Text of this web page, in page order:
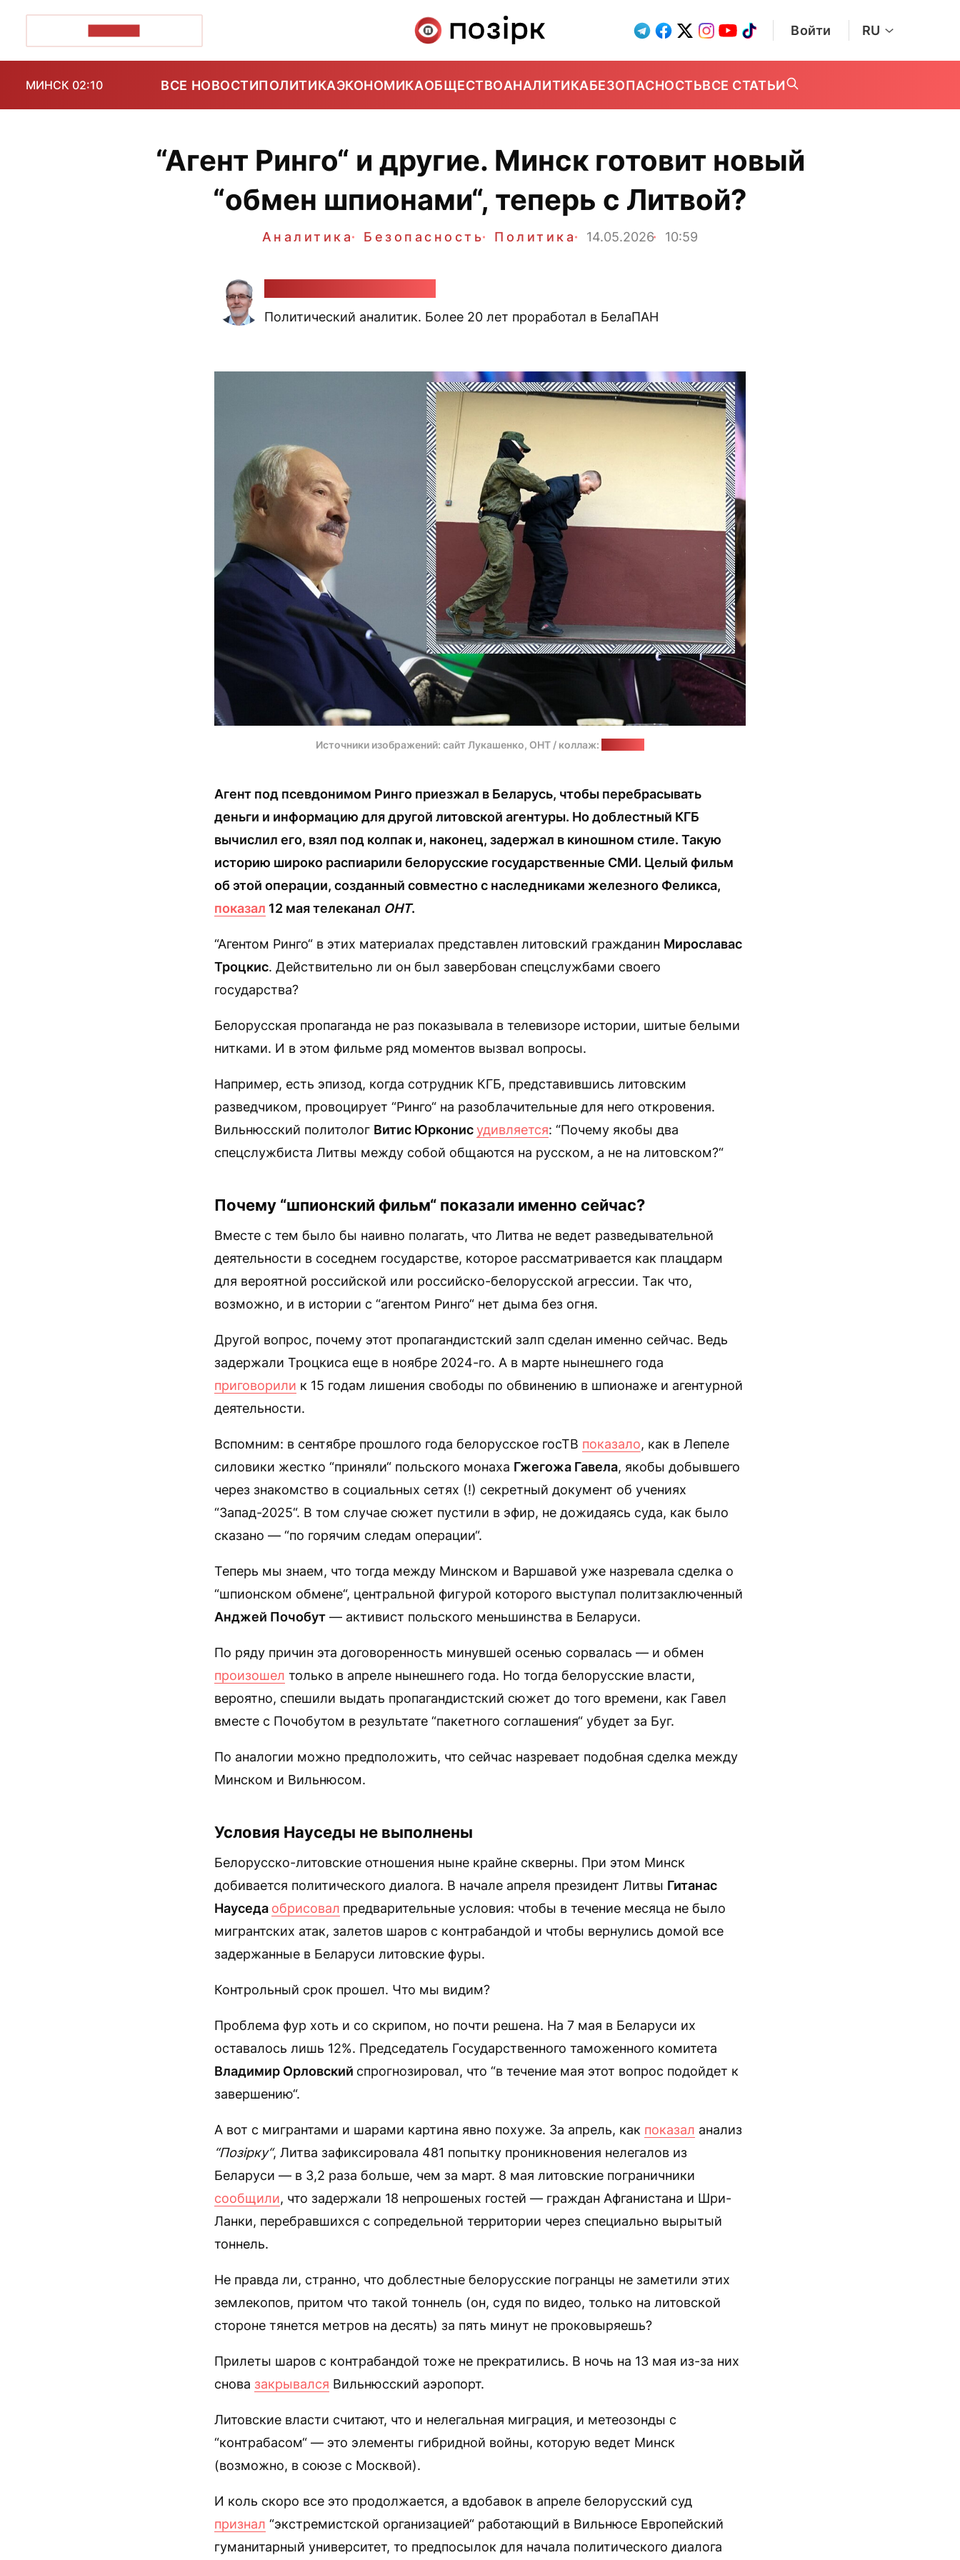
Войти RU
МИНСК 02:10 ВСЕ НОВОСТИПОЛИТИКАЭКОНОМИКАОБЩЕСТВОАНАЛИТИКАБЕЗОПАСНОСТЬВСЕ СТАТЬИ
“Агент Ринго“ и другие. Минск готовит новый
“обмен шпионами“, теперь с Литвой?
Аналитика Безопасность Политика 14.05.2026 10:59
Политический аналитик. Более 20 лет проработал в БелаПАН
Источники изображений: сайт Лукашенко, ОНТ / коллаж:
Агент под псевдонимом Ринго приезжал в Беларусь, чтобы перебрасывать
деньги и информацию для другой литовской агентуры. Но доблестный КГБ
вычислил его, взял под колпак и, наконец, задержал в киношном стиле. Такую
историю широко распиарили белорусские государственные СМИ. Целый фильм
об этой операции, созданный совместно с наследниками железного Феликса,
показал 12 мая телеканал ОНТ.
“Агентом Ринго“ в этих материалах представлен литовский гражданин Мирославас
Троцкис. Действительно ли он был завербован спецслужбами своего
государства?
Белорусская пропаганда не раз показывала в телевизоре истории, шитые белыми
нитками. И в этом фильме ряд моментов вызвал вопросы.
Например, есть эпизод, когда сотрудник КГБ, представившись литовским
разведчиком, провоцирует “Ринго“ на разоблачительные для него откровения.
Вильнюсский политолог Витис Юрконисудивляется: “Почему якобы два
спецслужбиста Литвы между собой общаются на русском, а не на литовском?“
Почему “шпионский фильм“ показали именно сейчас?
Вместе с тем было бы наивно полагать, что Литва не ведет разведывательной
деятельности в соседнем государстве, которое рассматривается как плацдарм
для вероятной российской или российско-белорусской агрессии. Так что,
возможно, и в истории с “агентом Ринго“ нет дыма без огня.
Другой вопрос, почему этот пропагандистский залп сделан именно сейчас. Ведь
задержали Троцкиса еще в ноябре 2024-го. А в марте нынешнего года
приговорили к 15 годам лишения свободы по обвинению в шпионаже и агентурной
деятельности.
Вспомним: в сентябре прошлого года белорусское госТВ показало, как в Лепеле
силовики жестко “приняли“ польского монаха Гжегожа Гавела, якобы добывшего
через знакомство в социальных сетях (!) секретный документ об учениях
“Запад-2025“. В том случае сюжет пустили в эфир, не дожидаясь суда, как было
сказано — “по горячим следам операции“.
Теперь мы знаем, что тогда между Минском и Варшавой уже назревала сделка о
“шпионском обмене“, центральной фигурой которого выступал политзаключенный
Анджей Почобут — активист польского меньшинства в Беларуси.
По ряду причин эта договоренность минувшей осенью сорвалась — и обмен
произошел только в апреле нынешнего года. Но тогда белорусские власти,
вероятно, спешили выдать пропагандистский сюжет до того времени, как Гавел
вместе с Почобутом в результате “пакетного соглашения“ убудет за Буг.
По аналогии можно предположить, что сейчас назревает подобная сделка между
Минском и Вильнюсом.
Условия Науседы не выполнены
Белорусско-литовские отношения ныне крайне скверны. При этом Минск
добивается политического диалога. В начале апреля президент Литвы Гитанас
Науседа обрисовал предварительные условия: чтобы в течение месяца не было
мигрантских атак, залетов шаров с контрабандой и чтобы вернулись домой все
задержанные в Беларуси литовские фуры.
Контрольный срок прошел. Что мы видим?
Проблема фур хоть и со скрипом, но почти решена. На 7 мая в Беларуси их
оставалось лишь 12%. Председатель Государственного таможенного комитета
Владимир Орловский спрогнозировал, что “в течение мая этот вопрос подойдет к
завершению“.
А вот с мигрантами и шарами картина явно похуже. За апрель, как показал анализ
“Позірку“, Литва зафиксировала 481 попытку проникновения нелегалов из
Беларуси — в 3,2 раза больше, чем за март. 8 мая литовские пограничники
сообщили, что задержали 18 непрошеных гостей — граждан Афганистана и Шри-
Ланки, перебравшихся с сопредельной территории через специально вырытый
тоннель.
Не правда ли, странно, что доблестные белорусские погранцы не заметили этих
землекопов, притом что такой тоннель (он, судя по видео, только на литовской
стороне тянется метров на десять) за пять минут не проковыряешь?
Прилеты шаров с контрабандой тоже не прекратились. В ночь на 13 мая из-за них
снова закрывался Вильнюсский аэропорт.
Литовские власти считают, что и нелегальная миграция, и метеозонды с
“контрабасом“ — это элементы гибридной войны, которую ведет Минск
(возможно, в союзе с Москвой).
И коль скоро все это продолжается, а вдобавок в апреле белорусский суд
признал “экстремистской организацией“ работающий в Вильнюсе Европейский
гуманитарный университет, то предпосылок для начала политического диалога